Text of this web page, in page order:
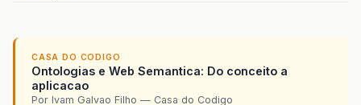
CASA DO CODIGO
Ontologias e Web Semantica: Do conceito a
aplicacao
Por Ivam Galvao Filho — Casa do Codigo